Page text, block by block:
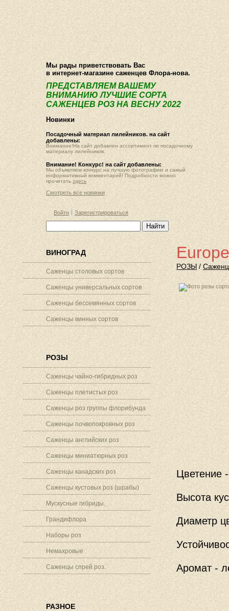
О компании Как купить Фотогалерея Статьи Опт
Мы рады приветствовать Вас
в интернет-магазине саженцев Флора-нова.
ПРЕДСТАВЛЯЕМ ВАШЕМУ
ВНИМАНИЮ ЛУЧШИЕ СОРТА
САЖЕНЦЕВ РОЗ НА ВЕСНУ 2022
Новинки
Посадочный материал лилейников. на сайт
добавлены:
Внимание!На сайт добавлен ассортимент по посадочному
материалу лилейников.
Внимание! Конкурс! на сайт добавлены:
Мы объявляем конкурс на лучшую фотографию и самый
информативный комментарий! Подробности можно
прочитать здесь
Смотреть все новинки
Войти Зарегистрироваться
ВИНОГРАД
Саженцы столовых сортов
Саженцы универсальных сортов
Саженцы бессемянных сортов
Саженцы винных сортов
РОЗЫ
Саженцы чайно-гибридных роз
Саженцы плетистых роз
Саженцы роз группы флорибунда
Саженцы почвопокровных роз
Саженцы английских роз
Саженцы миниатюрных роз
Саженцы канадских роз
Саженцы кустовых роз (шрабы)
Мускусные гибриды.
Грандифлора
Наборы роз
Немахровые
Саженцы спрей роз.
РАЗНОЕ
РОЗЫ/
Цветение
Высота
Диаметр
Аромат -